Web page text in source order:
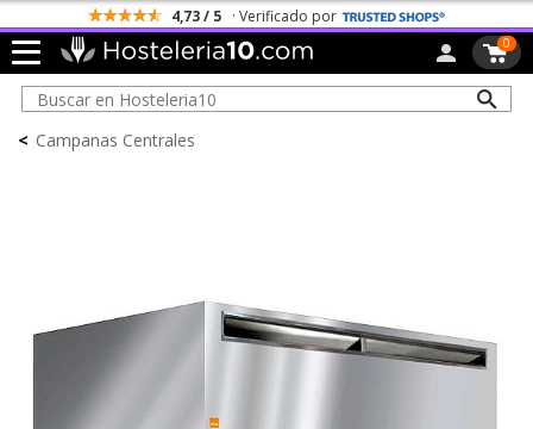
4,73 / 5 · Verificado por
0
< Campanas Centrales